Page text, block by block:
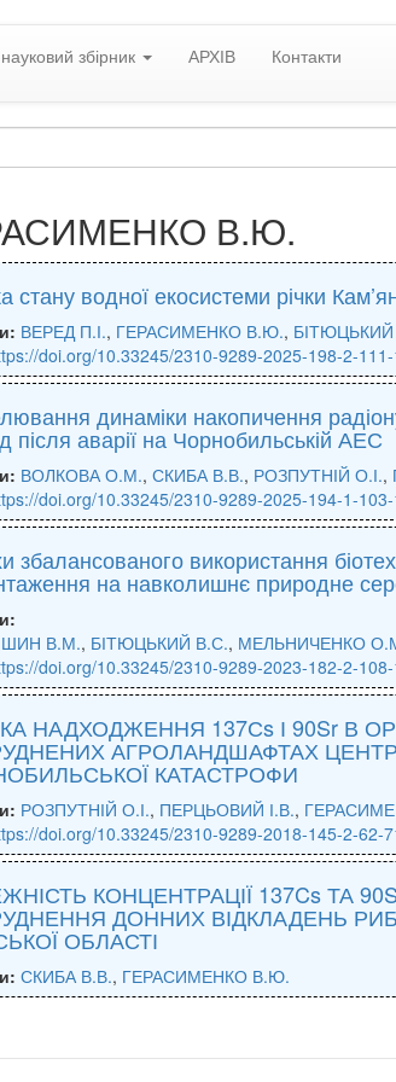
збірник АРХІВ Контакти
В.Ю.
стану водної екосистеми річки
ВЕРЕД П.І., ГЕРАСИМЕНКО В.Ю.,
doi.org/10.33245/2310-9289-2025-198-2-
динаміки накопичення
після аварії на Чорнобильській АЕС
ВОЛКОВА О.М., СКИБА В.В., РОЗПУТНІЙ О.І.,
doi.org/10.33245/2310-9289-2025-194-1-
збалансованого використання
на навколишнє природне
В.М., БІТЮЦЬКИЙ В.С., МЕЛЬНИЧЕНКО
doi.org/10.33245/2310-9289-2023-182-2-
НАДХОДЖЕННЯ 137Сs І 90Sr В
АГРОЛАНДШАФТАХ
КАТАСТРОФИ
РОЗПУТНІЙ О.І., ПЕРЦЬОВИЙ І.В.,
doi.org/10.33245/2310-9289-2018-145-2-62-
КОНЦЕНТРАЦІЇ 137Cs ТА
ДОННИХ ВІДКЛАДЕНЬ
ОБЛАСТІ
СКИБА В.В., ГЕРАСИМЕНКО В.Ю.